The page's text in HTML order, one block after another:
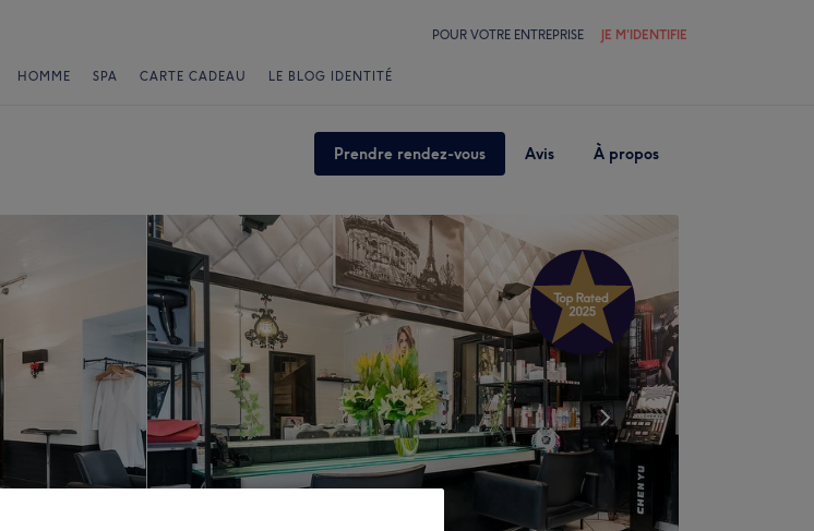
POUR VOTRE ENTREPRISE JE M'IDENTIFIE
HOMME SPA CARTE CADEAU LE BLOG IDENTITÉ
Prendre rendez-vous Avis À propos